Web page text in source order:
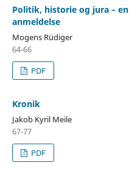
Politik, historie og jura – en
anmeldelse
Mogens Rüdiger
64-66
PDF
Kronik
Jakob Kyril Meile
67-77
PDF